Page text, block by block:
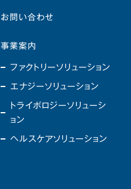
事業案内
ファクトリーソリューション
エナジーソリューション
トライボロジーソリューシ
ョン
ヘルスケアソリューション
お問い合わせ